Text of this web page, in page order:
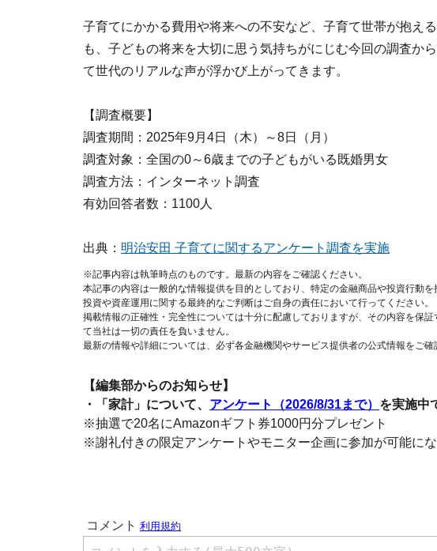
子育てにかかる費用や将来への不安など、子育て世帯が抱え
も、子どもの将来を大切に思う気持ちがにじむ今回の調査か
て世代のリアルな声が浮かび上がってきます。
【調査概要】
調査期間：2025年9月4日（木）～8日（月）
調査対象：全国の0～6歳までの子どもがいる既婚男女
調査方法：インターネット調査
有効回答者数：1100人
出典： 明治安田 子育てに関するアンケート調査を実施
※記事内容は執筆時点のものです。最新の内容をご確認ください。
本記事の内容は一般的な情報提供を目的としており、特定の金融商品や投資行動を
投資や資産運用に関する最終的なご判断はご自身の責任において行ってください。
掲載情報の正確性・完全性については十分に配慮しておりますが、その内容を保
て当社は一切の責任を負いません。
最新の情報や詳細については、必ず各金融機関やサービス提供者の公式情報をご確
【編集部からのお知らせ】
・「家計」について、 アンケート（2026/8/31まで） を実施中
※抽選で20名にAmazonギフト券1000円分プレゼント
※謝礼付きの限定アンケートやモニター企画に参加が可能に